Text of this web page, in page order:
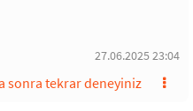
27.06.2025 23:04
sonra tekrar deneyiniz